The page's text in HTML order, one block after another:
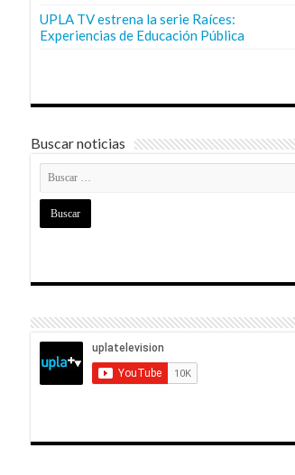
UPLA TV estrena la serie Raíces:
Experiencias de Educación Pública
Buscar noticias